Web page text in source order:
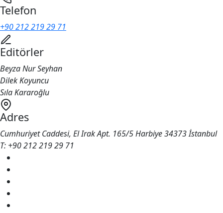
Telefon
+90 212 219 29 71
Editörler
Beyza Nur Seyhan
Dilek Koyuncu
Sıla Kararoğlu
Adres
Cumhuriyet Caddesi, El Irak Apt. 165/5 Harbiye 34373 İstanbul
T: +90 212 219 29 71